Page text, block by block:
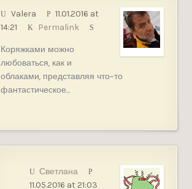
Valera
11.01.2016 at
14:21
Permalink
Коряжками можно
любоваться, как и
облаками, представляя что-то
фантастическое…
Светлана
11.05.2016 at 21:03